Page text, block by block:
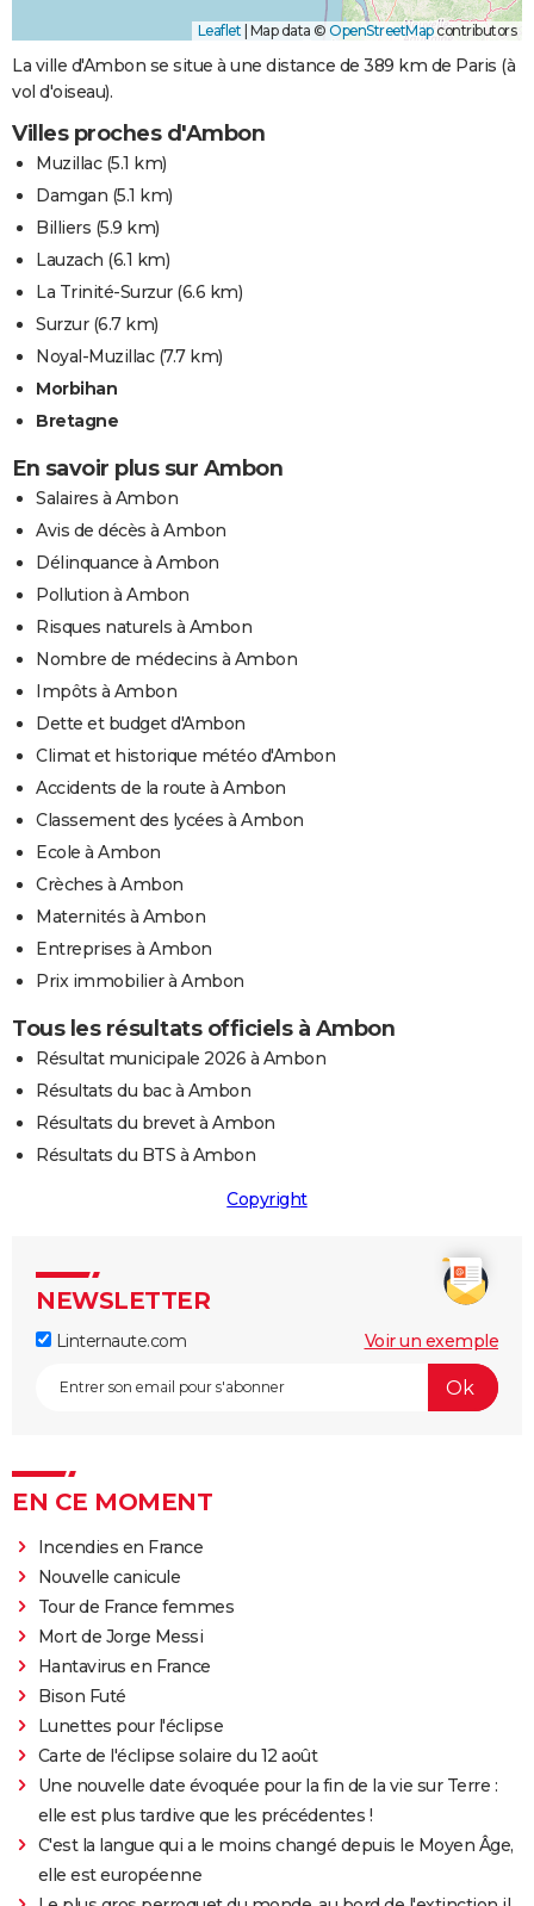
Leaflet Map data © OpenStreetMapcontributors
La ville d'Ambon se situe à une distance de 389 km de Paris (à
vol d'oiseau).
Villes proches d'Ambon
Muzillac(5.1 km)
Damgan (5.1 km)
Billiers (5.9 km)
Lauzach (6.1 km)
La Trinité-Surzur(6.6 km)
Surzur(6.7 km)
Noyal-Muzillac(7.7 km)
Morbihan
Bretagne
En savoir plus sur Ambon
Salaires à Ambon
Avis de décès à Ambon
Délinquance à Ambon
Pollution à Ambon
Risques naturels à Ambon
Nombre de médecins à Ambon
Impôts à Ambon
Dette et budget d'Ambon
Climat et historique météo d'Ambon
Accidents de la route à Ambon
Classement des lycées à Ambon
Ecole à Ambon
Crèches à Ambon
Maternités à Ambon
Entreprises à Ambon
Prix immobilier à Ambon
Tous les résultats officiels à Ambon
Résultat municipale 2026 à Ambon
Résultats du bac à Ambon
Résultats du brevet à Ambon
Résultats du BTS à Ambon
Copyright
NEWSLETTER
Linternaute.com Voir un exemple
EN CE MOMENT
Incendies en France
Nouvelle canicule
Tour de France femmes
Mort de Jorge Messi
Hantavirus en France
Bison Futé
Lunettes pour l'éclipse
Carte de l'éclipse solaire du 12 août
Une nouvelle date évoquée pour la fin de la vie sur Terre :
elle est plus tardive que les précédentes !
C'est la langue qui a le moins changé depuis le Moyen Âge,
elle est européenne